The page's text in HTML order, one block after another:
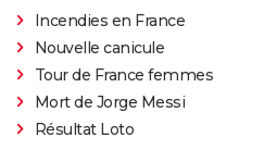
Incendies en France
Nouvelle canicule
Tour de France femmes
Mort de Jorge Messi
Résultat Loto